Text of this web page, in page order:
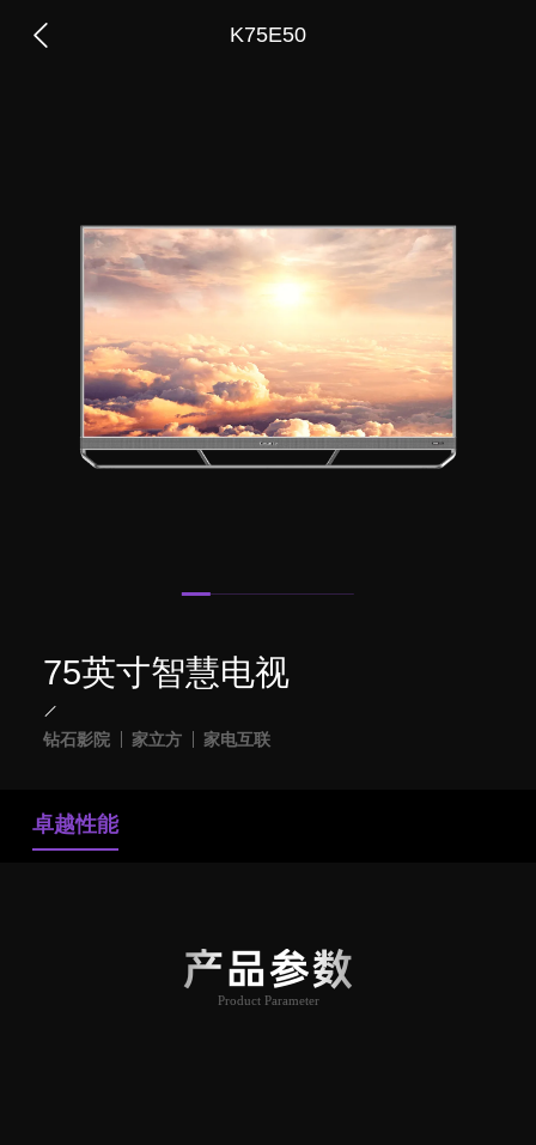
K75E50
75英寸智慧电视
钻石影院 家立方 家电互联
卓越性能
产品参数
Product Parameter